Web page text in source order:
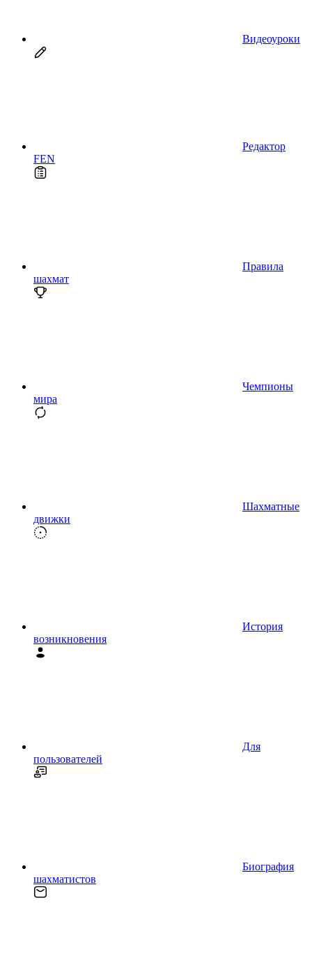
Видеоуроки
Редактор
FEN
Правила
шахмат
Чемпионы
мира
Шахматные
движки
История
возникновения
Для
пользователей
Биография
шахматистов